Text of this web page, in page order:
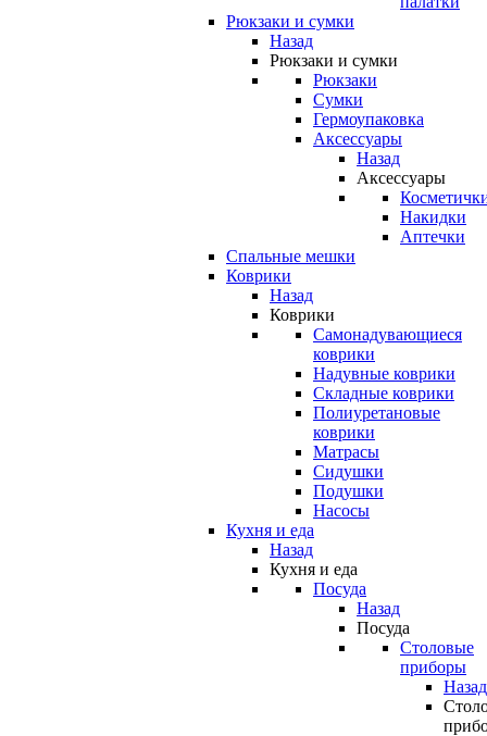
Рюкзаки и сумки
Назад
Рюкзаки и сумки
Рюкзаки
Сумки
Гермоупаковка
Аксессуары
Назад
Аксессуары
Накидки
Аптечки
Спальные мешки
Коврики
Назад
Коврики
Самонадувающиеся
коврики
Надувные коврики
Складные коврики
Полиуретановые
коврики
Матрасы
Сидушки
Подушки
Насосы
Кухня и еда
Назад
Кухня и еда
Посуда
Назад
Посуда
Столовые
приборы
Назад